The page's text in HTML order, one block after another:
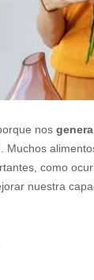
nos
como
nuestra